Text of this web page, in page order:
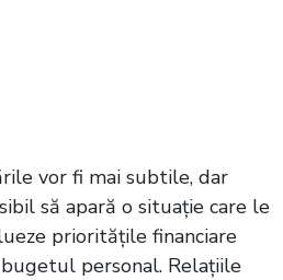
vor fi mai subtile, dar
să apară o situație care le
prioritățile financiare
personal. Relațiile